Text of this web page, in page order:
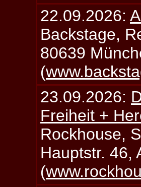
22.09.2026:
Backstage,
80639
(
23.09.2026:
Freiheit +
Rockhouse,
Hauptstr. 46,
(